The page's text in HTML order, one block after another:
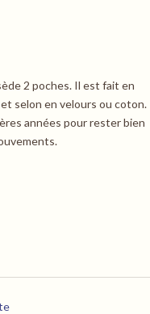
2 poches. Il est fait en
selon en velours ou coton.
années pour rester bien